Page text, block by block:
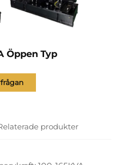
Öppen Typ
produkter